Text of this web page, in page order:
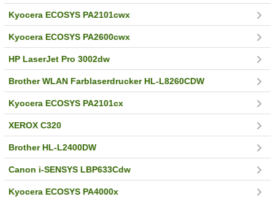
Kyocera ECOSYS PA2101cwx
Kyocera ECOSYS PA2600cwx
HP LaserJet Pro 3002dw
Brother WLAN Farblaserdrucker HL-L8260CDW
Kyocera ECOSYS PA2101cx
XEROX C320
Brother HL-L2400DW
Canon i-SENSYS LBP633Cdw
Kyocera ECOSYS PA4000x